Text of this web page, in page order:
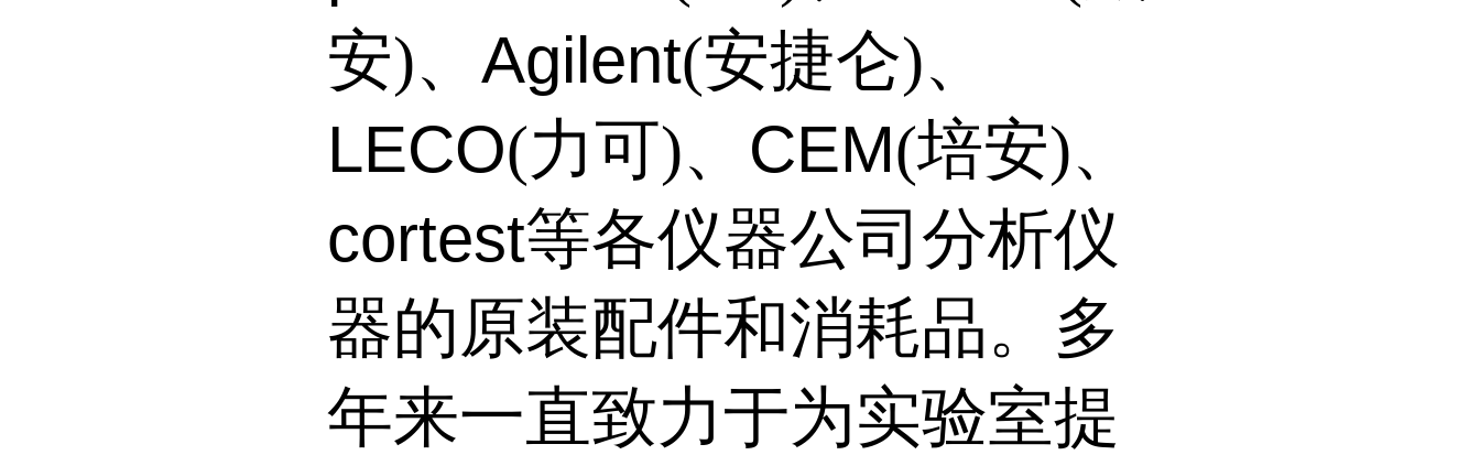
安)、 Agilent(安捷仑)、
LECO(力可)、 CEM(培安)、
cortest等各仪器公司分析仪
器的原装配件和消耗品。多
年来一直致力于为实验室提